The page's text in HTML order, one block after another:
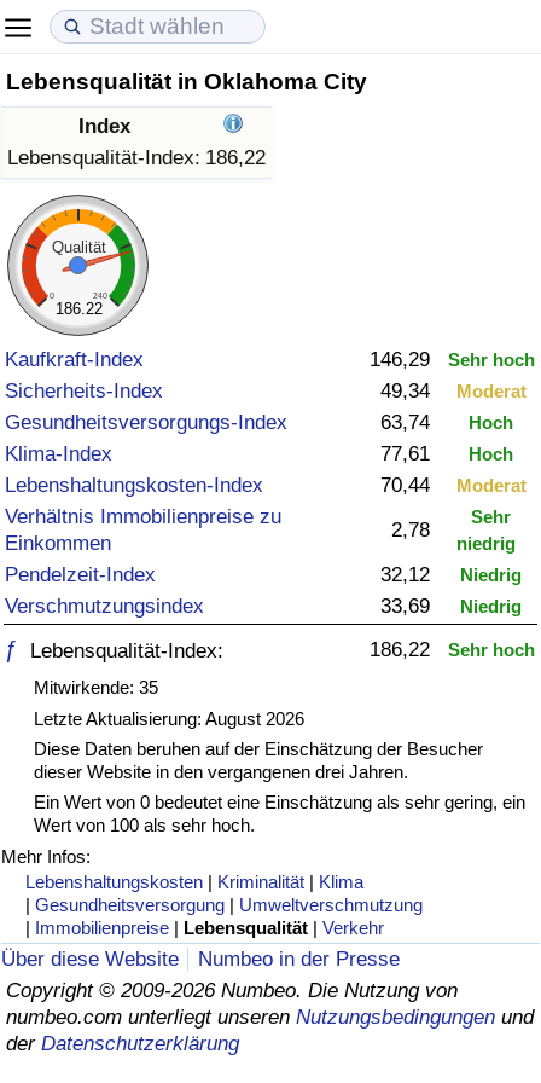
Lebensqualität in Oklahoma City
Index
Lebensqualität-Index: 186,22
Qualität
0 240
186.22
Kaufkraft-Index 146,29 Sehr hoch
Sicherheits-Index 49,34 Moderat
Gesundheitsversorgungs-Index 63,74 Hoch
Klima-Index 77,61 Hoch
Lebenshaltungskosten-Index 70,44 Moderat
Verhältnis Immobilienpreise zu
Einkommen
2,78
Sehr
niedrig
Pendelzeit-Index 32,12 Niedrig
Verschmutzungsindex 33,69 Niedrig
ƒ Lebensqualität-Index: 186,22
Sehr hoch
Mitwirkende: 35
Letzte Aktualisierung: August 2026
Diese Daten beruhen auf der Einschätzung der Besucher
dieser Website in den vergangenen drei Jahren.
Ein Wert von 0 bedeutet eine Einschätzung als sehr gering, ein
Wert von 100 als sehr hoch.
Mehr Infos:
Lebenshaltungskosten | Kriminalität | Klima
|Gesundheitsversorgung | Umweltverschmutzung
| Immobilienpreise | Lebensqualität |Verkehr
Über diese Website
Numbeo in der Presse
Copyright © 2009-2026 Numbeo. Die Nutzung von
numbeo.com unterliegt unseren Nutzungsbedingungen und
der Datenschutzerklärung
Lebenshaltungskosten
Lebenshaltungskosten-Index (aktuell)
Lebenshaltungskosten-Index
Lebenshaltungskosten-Index nach Land
in Akaba
Immobilienpreise
Immobilienpreis-Index (aktuell)
Immobilienpreis-Index
Immobilienpreis-Index nach Land
Lebensqualität
Lebensqualität-Index
Lebensqualität-Index (aktuell)
Lebensqualitätsindex nach Land
Kriminalität
Kriminalitäts-Index (aktuell)
Kriminalitäts-Index
Kriminalitätsindex nach Land
Gesundheitsversorgung
Gesundheitsversorgungs-Index (aktuell)
Gesundheitsversorgungs-Index
Gesundheitsversorgungs-Index nach Land
Umweltverschmutzung
Umweltverschmutzungs-Index (aktuell)
Verschmutzungsindex
Umweltverschmutzungs-Index nach Land